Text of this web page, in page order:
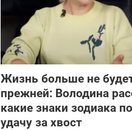
Жизнь больше не
прежней: Володина
какие знаки зодиака
удачу за хвост